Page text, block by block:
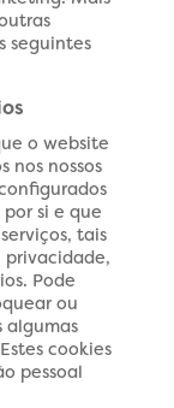
seguintes
o website
nos nossos
si e que
tais
privacidade,
Pode
ou
algumas
cookies
pessoal